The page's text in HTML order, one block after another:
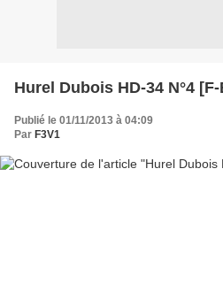
Hurel Dubois HD-34 N°4 [F-
Publié le 01/11/2013 à 04:09
Par F3V1